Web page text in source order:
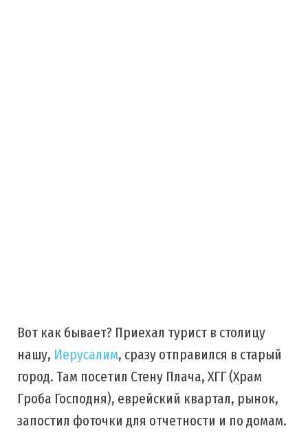
Вот как бывает? Приехал турист в столицу
нашу, Иерусалим, сразу отправился в старый
город. Там посетил Стену Плача, ХГГ (Храм
Гроба Господня), еврейский квартал, рынок,
запостил фоточки для отчетности и по домам.